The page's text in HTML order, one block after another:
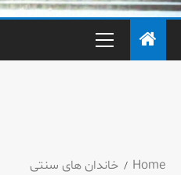
Home خاندان های سنتی